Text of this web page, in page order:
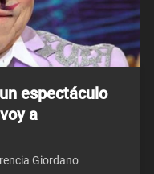
espectáculo
a
Giordano